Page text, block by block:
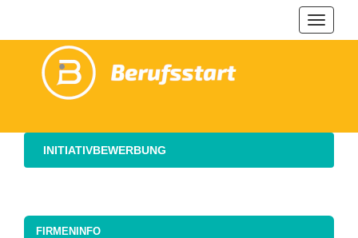
ein-/
INITIATIVBEWERBUNG
FIRMENINFO